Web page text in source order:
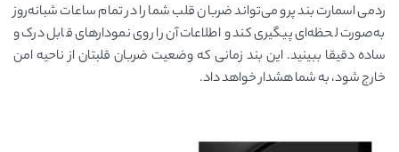
ردمی اسمارت بند پرو می‌تواند ضربان قلب شما را در تمام ساعات شبانه‌روز
به‌صورت لحظه‌ای پیگیری کند و اطلاعات آن را روی نمودارهای قابل درک و
ساده دقیقا ببینید. این بند زمانی که وضعیت ضربان قلبتان از ناحیه امن
خارج شود، به شما هشدار خواهد داد.